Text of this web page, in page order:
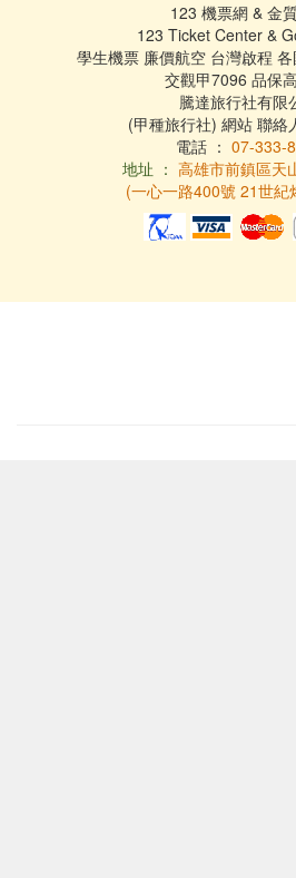
123 機票網 & 金
123 Ticket Center &
學生機票 廉價航空 台灣啟程
交觀甲7096 品保
騰達旅行社有限
(甲種旅行社) 網站 聯絡
電話 ： 07-333-
地址 ： 高雄市前鎮區天
(一心一路400號 21世紀